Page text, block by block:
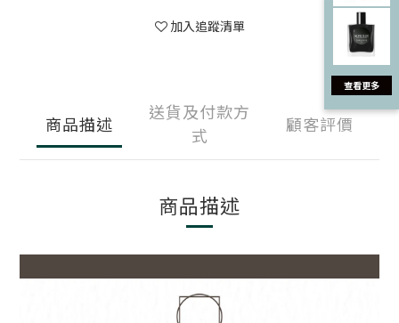
加入追蹤清單
商品描述
送貨及付款方
式
顧客評價
商品描述